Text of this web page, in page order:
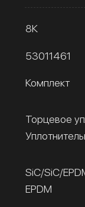
8К
53011461
Комплект
Торцевое
SiC/SiC/
EPDM